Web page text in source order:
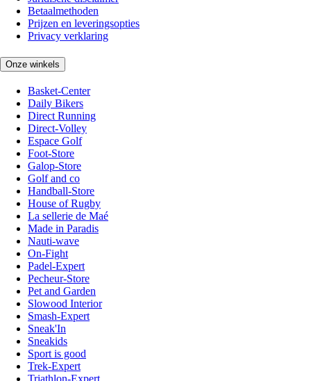
Betaalmethoden
Prijzen en leveringsopties
Privacy verklaring
Onze winkels
Basket-Center
Daily Bikers
Direct Running
Direct-Volley
Espace Golf
Foot-Store
Galop-Store
Golf and co
Handball-Store
House of Rugby
La sellerie de Maé
Made in Paradis
Nauti-wave
On-Fight
Padel-Expert
Pecheur-Store
Pet and Garden
Slowood Interior
Smash-Expert
Sneak'In
Sneakids
Sport is good
Trek-Expert
Triathlon-Expert